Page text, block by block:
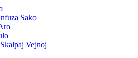
Sako
Vejnoj